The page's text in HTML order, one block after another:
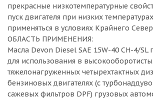
прекрасные низкотемпературные
пуск двигателя при низких
применяться в условиях Крайнего
ОБЛАСТЬ ПРИМЕНЕНИЯ:
Масла Devon Diesel SAE 15W-40 CH-4/SL
для использования в
тяжелонагруженных четырехтактных
бензиновых двигателях (с
сажевых фильтров DPF) грузовых